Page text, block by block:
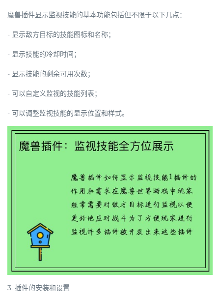
魔兽插件显示监视技能的基本功能包括但不限于以下几点：
- 显示敌方目标的技能图标和名称；
- 显示技能的冷却时间；
- 显示技能的剩余可用次数；
- 可以自定义监视的技能列表；
- 可以调整监视技能的显示位置和样式。
3. 插件的安装和设置